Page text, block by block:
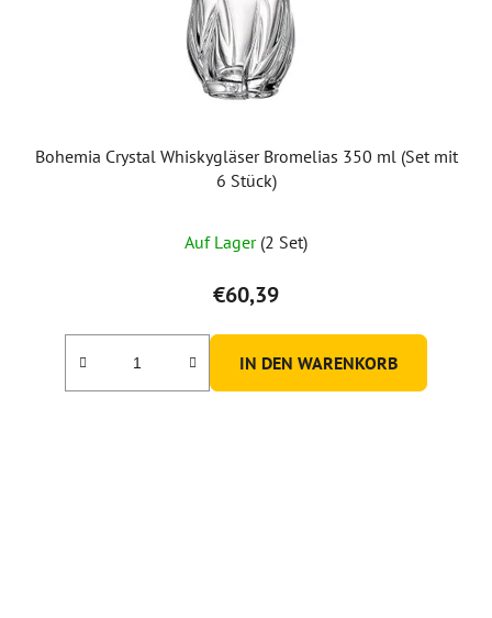
Bohemia Crystal Whiskygläser Bromelias 350 ml (Set mit
6 Stück)
Auf Lager (2 Set)
€60,39
IN DEN WARENKORB